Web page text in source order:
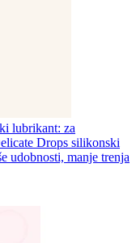
lubrikant: za
Drops silikonski
udobnosti, manje trenja